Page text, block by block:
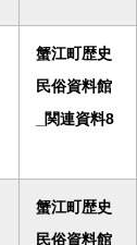
蟹江町歴史
民俗資料館
_関連資料8
蟹江町歴史
民俗資料館